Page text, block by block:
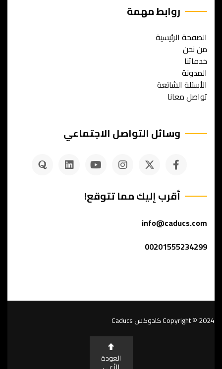
روابط مهمة
الصفحة الرئيسية
من نحن
خدماتنا
المدونة
الأسئلة الشائعة
تواصل معانا
وسائل التواصل الاجتماعي
أقرب إليك مما تتوقع!
info@caducs.com
00201555234299
Copyright © 2024كادوكس Caducs
العودة